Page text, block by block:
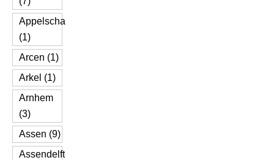
Appelscha
(1)
Arcen (1)
Arkel (1)
Arnhem
(3)
Assen (9)
Assendelft